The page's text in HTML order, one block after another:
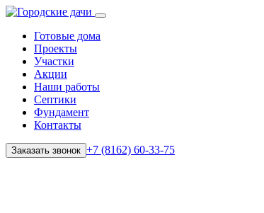
Готовые дома
Проекты
Участки
Акции
Наши работы
Септики
Фундамент
Контакты
Заказать звонок +7 (8162) 60-33-75